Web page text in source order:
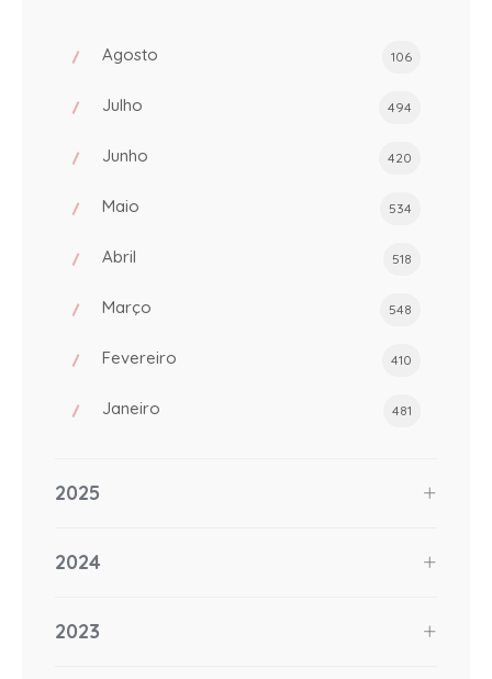
Agosto 106
Julho 494
Junho 420
Maio 534
Abril 518
Março 548
Fevereiro 410
Janeiro 481
2025
2024
2023